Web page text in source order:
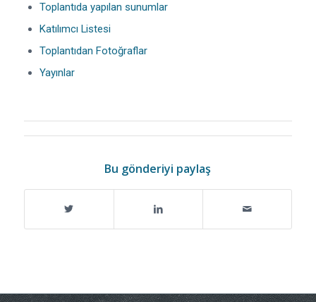
Toplantıda yapılan sunumlar
Katılımcı Listesi
Toplantıdan Fotoğraflar
Yayınlar
Bu gönderiyi paylaş